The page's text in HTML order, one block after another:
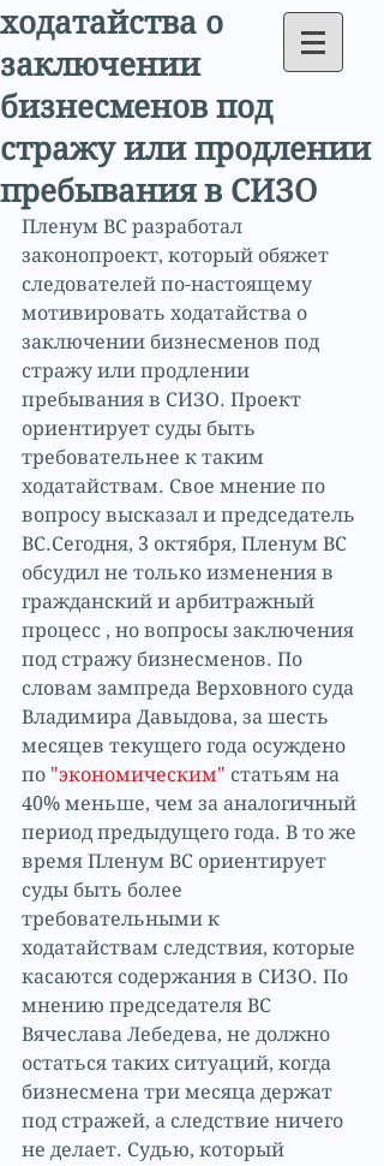
ходатайства о
заключении
бизнесменов под
стражу или продлении
пребывания в СИЗO
Пленум ВС разработал
законопроект, который обяжет
следователей по-настоящему
мотивировать ходатайства о
заключении бизнесменов под
стражу или продлении
пребывания в СИЗО. Проект
ориентирует суды быть
требовательнее к таким
ходатайствам. Свое мнение по
вопросу высказал и председатель
ВС.Сегодня, 3 октября, Пленум ВС
обсудил не только изменения в
гражданский и арбитражный
процесс , но вопросы заключения
под стражу бизнесменов. По
словам зампреда Верховного суда
Владимира Давыдова, за шесть
месяцев текущего года осуждено
по "экономическим" статьям на
40% меньше, чем за аналогичный
период предыдущего года. В то же
время Пленум ВС ориентирует
суды быть более
требовательными к
ходатайствам следствия, которые
касаются содержания в СИЗО. По
мнению председателя ВС
Вячеслава Лебедева, не должно
остаться таких ситуаций, когда
бизнесмена три месяца держат
под стражей, а следствие ничего
не делает. Судью, который